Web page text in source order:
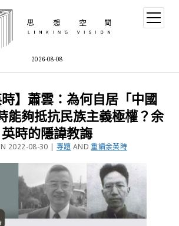
2026-08-08
時】蕭雲：為何自居「中國
能夠抵抗民族主義極權？余
英時的隱諱教誨
2022-08-30 | 專題 AND重讀余英時